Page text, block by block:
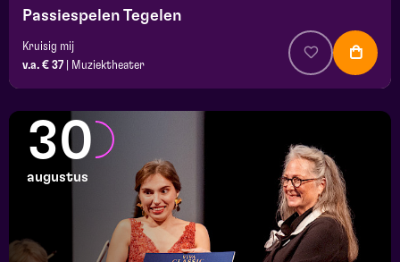
Passiespelen Tegelen
Kruisig mij
v.a. € 37
Muziektheater
30
augustus